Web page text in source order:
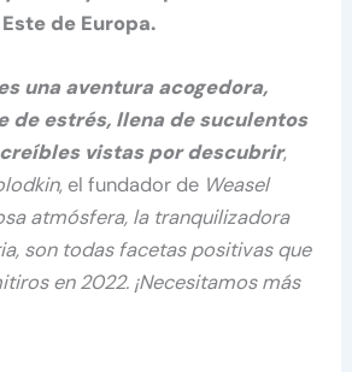
de Europa.
una aventura acogedora,
de estrés, llena de suculentos
vistas por descubrir,
, el fundador de Weasel
atmósfera, la tranquilizadora
son todas facetas positivas que
en 2022. ¡Necesitamos más